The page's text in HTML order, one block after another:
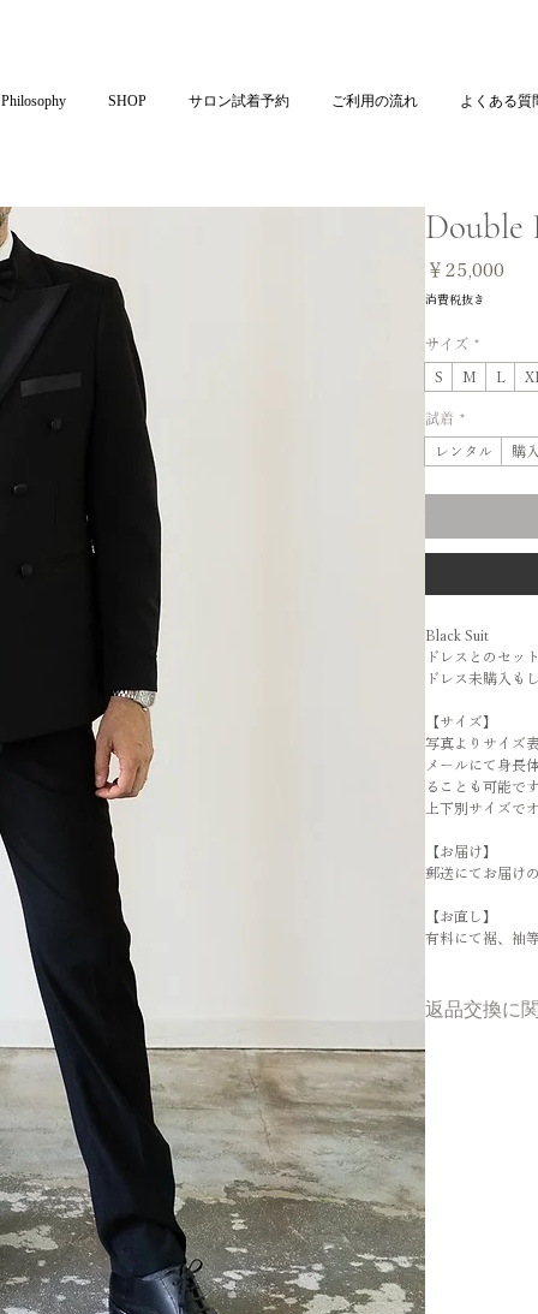
Philosophy SHOP サロン試着予約 ご利用の流れ よくある質
Double
￥25,000
消費税抜き
サイズ *
S M L XL
試着 *
レンタル 購入
Black Suit
ドレスとのセッ
ドレス未購入も
【サイズ】
写真よりサイズ
メールにて身長
ることも可能で
上下別サイズで
【お届け】
郵送にてお届け
【お直し】
有料にて裾、袖
返品交換に